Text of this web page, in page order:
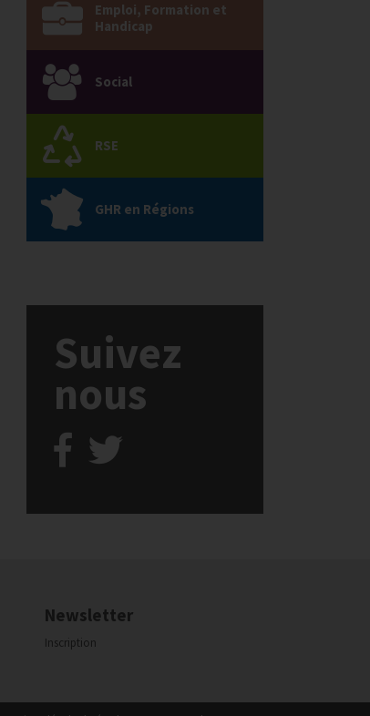
Emploi, Formation et
Handicap
Social
RSE
GHR en Régions
Suivez
nous
Newsletter
Inscription